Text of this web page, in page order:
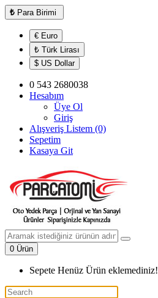
₺ Para Birimi
€ Euro
₺ Türk Lirası
$ US Dollar
0 543 2680038
Hesabım
Üye Ol
Giriş
Alışveriş Listem (0)
Sepetim
Kasaya Git
0 Ürün
Sepete Henüz Ürün eklemediniz!